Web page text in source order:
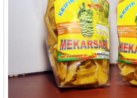
Pempek Selamet - Jambi
Pempek Sumsel - Jambi
Pempek Tarisa - Bandar Lampung
Perusahaan Cita Rasa - Bengkulu
PESONA Express
PESONA FRESH DELIVERY
Petis Yudhistira - Bekasi